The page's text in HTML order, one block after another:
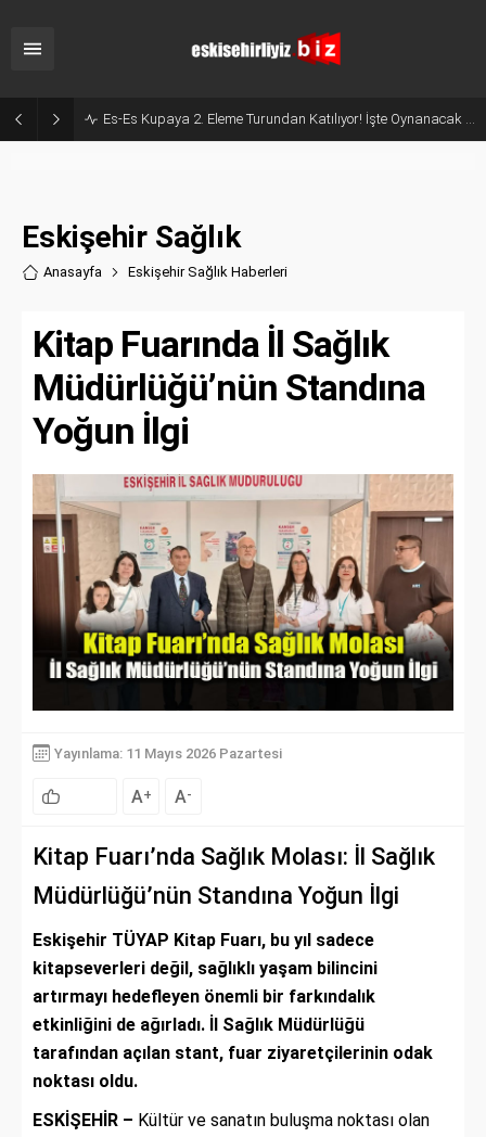
Milyonluk İhale, Sadece 30 Günlük Hizmet: Kentpark Yapay Plajı Açıldı!
Eskişehir Sağlık
Anasayfa Eskişehir Sağlık Haberleri
Kitap Fuarında İl Sağlık
Müdürlüğü’nün Standına
Yoğun İlgi
Yayınlama: 11 Mayıs 2026 Pazartesi
A+ A-
Kitap Fuarı’nda Sağlık Molası: İl Sağlık
Müdürlüğü’nün Standına Yoğun İlgi
Eskişehir TÜYAP Kitap Fuarı, bu yıl sadece
kitapseverleri değil, sağlıklı yaşam bilincini
artırmayı hedefleyen önemli bir farkındalık
etkinliğini de ağırladı. İl Sağlık Müdürlüğü
tarafından açılan stant, fuar ziyaretçilerinin odak
noktası oldu.
ESKİŞEHİR – Kültür ve sanatın buluşma noktası olan